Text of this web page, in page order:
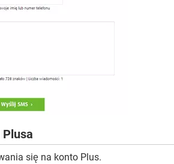
się na konto Plus.